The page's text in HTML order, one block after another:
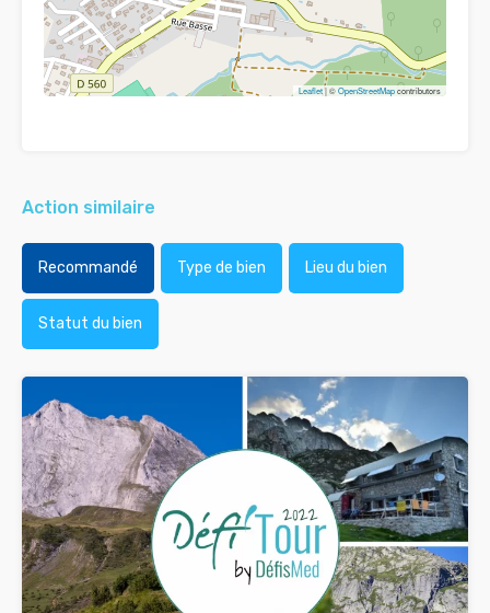
Leaflet| ©OpenStreetMapcontributors
Action similaire
Recommandé Type de bien Lieu du bien
Statut du bien